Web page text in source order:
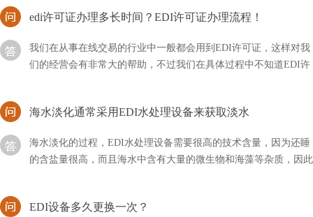
们的经营会有非常大的帮助，不过我们在具体过程中不知道EDI许
可证办理需要多长时间？
的含盐量很高，而且海水中含有大量的微生物和海藻等杂质，因此
我们通常使用蒸馏法和反渗透法相结合，来获取淡水